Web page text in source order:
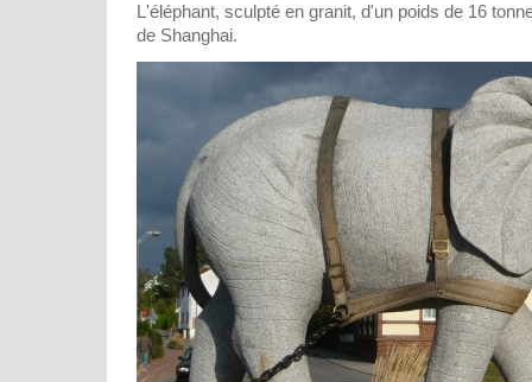
L'éléphant, sculpté en granit, d'un poids de 16
de Shanghai.